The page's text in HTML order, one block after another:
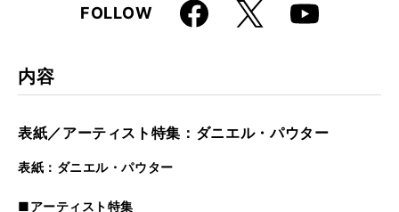
FOLLOWFaceboo
k
X Youtube
内容
表紙／アーティスト特集：ダニエル・パウター
表紙：ダニエル・パウター
■アーティスト特集